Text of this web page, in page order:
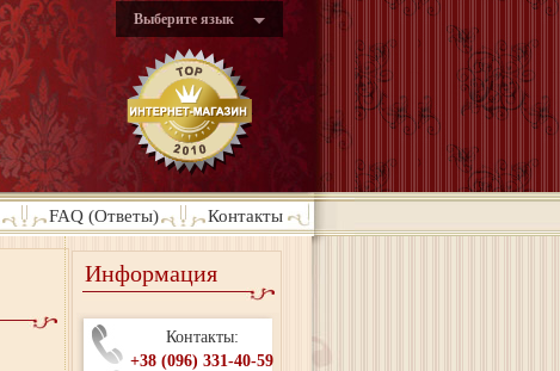
Выберите язык
FAQ (Ответы) Контакты
Информация
Контакты:
+38 (096) 331-40-59